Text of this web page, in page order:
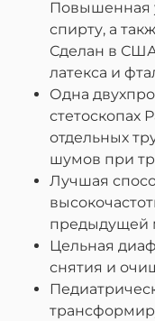
Повышенная
спирту, а
Сделан в
латекса и
Одна
стетоскопах
отдельных
шумов при
Лучшая
предыдущей
Цельная
снятия и